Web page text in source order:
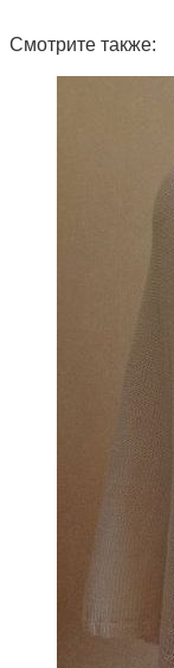
Смотрите также: